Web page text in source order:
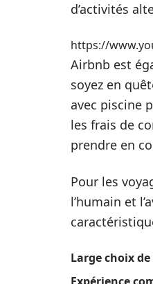
d’activités
https://
Airbnb est
soyez en
avec piscine
les frais de
prendre en
Pour les
l’humain et
Large choix